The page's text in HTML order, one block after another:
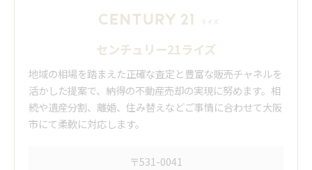
センチュリー21ライズ
地域の相場を踏まえた正確な査定と豊富な販売チャネルを
活かした提案で、納得の不動産売却の実現に努めます。相
続や遺産分割、離婚、住み替えなどご事情に合わせて大阪
市にて柔軟に対応します。
〒531-0041